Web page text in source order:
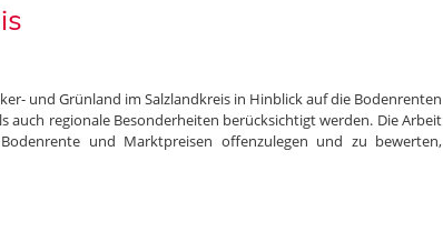
und Grünland im Salzlandkreis in Hinblick auf die Bodenrenten
auch regionale Besonderheiten berücksichtigt werden. Die Arbeit
und Marktpreisen offenzulegen und zu bewerten,